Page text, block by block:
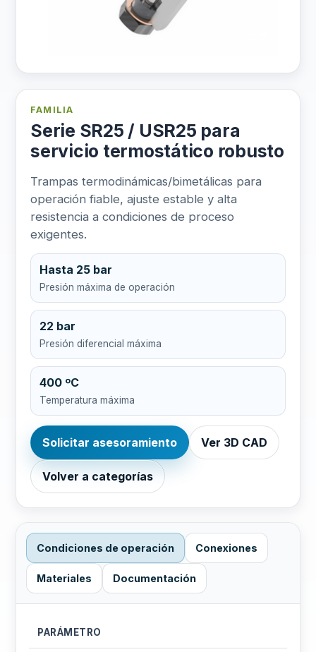
FAMILIA
Serie SR25 / USR25 para
servicio termostático robusto
Trampas termodinámicas/bimetálicas para
operación fiable, ajuste estable y alta
resistencia a condiciones de proceso
exigentes.
Hasta 25 bar
Presión máxima de operación
22 bar
Presión diferencial máxima
400 ºC
Temperatura máxima
Solicitar asesoramiento Ver 3D CAD
Volver a categorías
Condiciones de operación Conexiones
Materiales Documentación
PARÁMETRO